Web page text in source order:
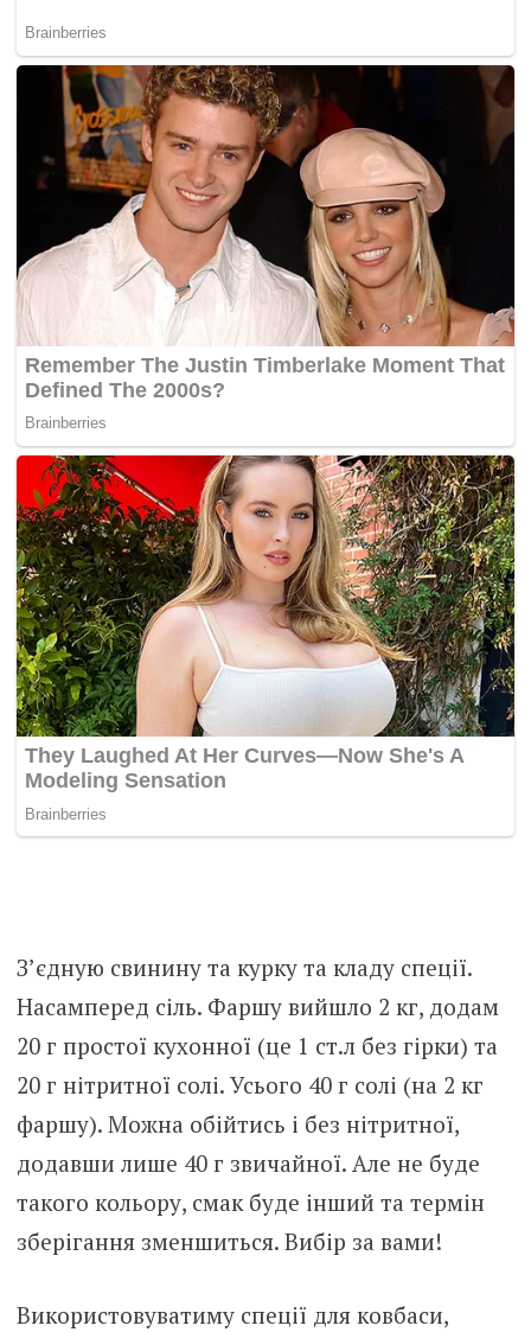
З’єдную свинину та курку та кладу спеції.
Насамперед сіль. Фаршу вийшло 2 кг, додам
20 г простої кухонної (це 1 ст.л без гірки) та
20 г нітритної солі. Усього 40 г солі (на 2 кг
фаршу). Можна обійтись і без нітритної,
додавши лише 40 г звичайної. Але не буде
такого кольору, смак буде інший та термін
зберігання зменшиться. Вибір за вами!
Використовуватиму спеції для ковбаси,